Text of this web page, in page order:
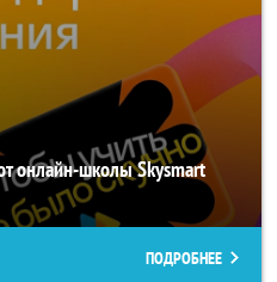
онлайн-школы Skysmart
ПОДРОБНЕЕ